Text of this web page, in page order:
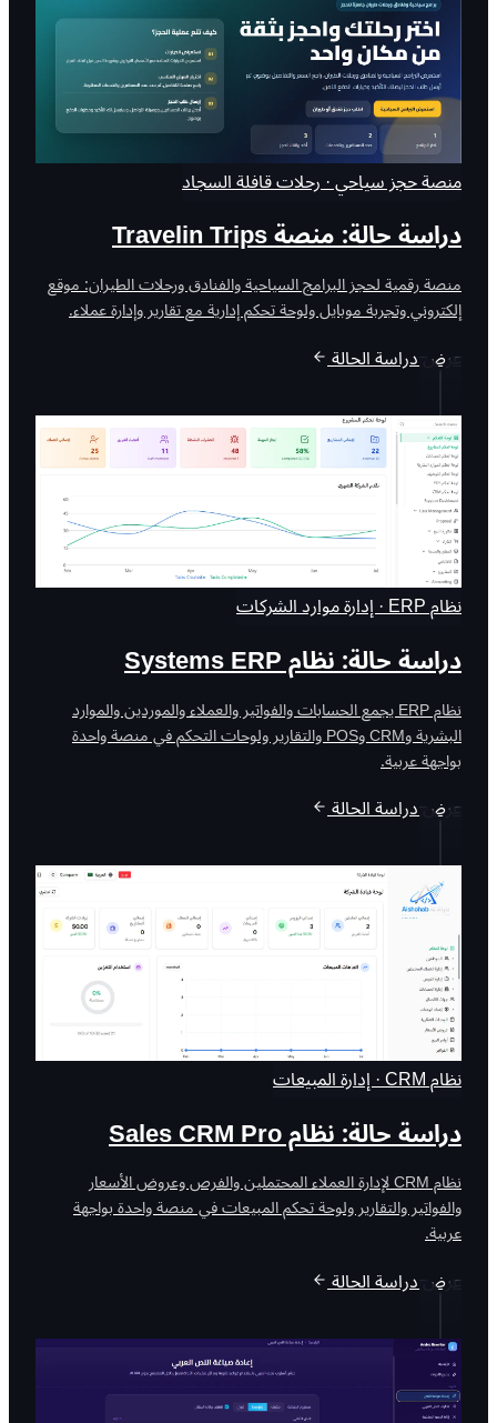
منصة حجز سياحي · رحلات قافلة السجاد
دراسة حالة: منصة Travelin Trips
منصة رقمية لحجز البرامج السياحية والفنادق ورحلات الطيران: موقع
إلكتروني وتجربة موبايل ولوحة تحكم إدارية مع تقارير وإدارة عملاء.
عرض دراسة الحالة
نظام ERP · إدارة موارد الشركات
دراسة حالة: نظام Systems ERP
نظام ERP يجمع الحسابات والفواتير والعملاء والموردين والموارد
البشرية وCRM وPOS والتقارير ولوحات التحكم في منصة واحدة
بواجهة عربية.
عرض دراسة الحالة
نظام CRM · إدارة المبيعات
دراسة حالة: نظام Sales CRM Pro
نظام CRM لإدارة العملاء المحتملين والفرص وعروض الأسعار
والفواتير والتقارير ولوحة تحكم المبيعات في منصة واحدة بواجهة
عربية.
عرض دراسة الحالة